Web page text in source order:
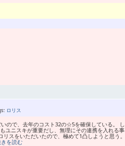
ロリス
ので、去年のコスト32の☆5を確保している。
ユニスキが重要だし、無理にその連携を入れる
スをいただいたので、極めて1凸しようと思う
を読む